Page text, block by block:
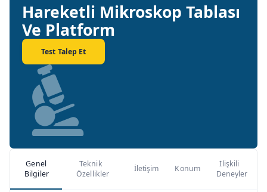
Hareketli Mikroskop Tablası
Ve Platform
Test Talep Et
Genel
Bilgiler
Teknik
Özellikler
İletişim Konum
İlişkili
Deneyler